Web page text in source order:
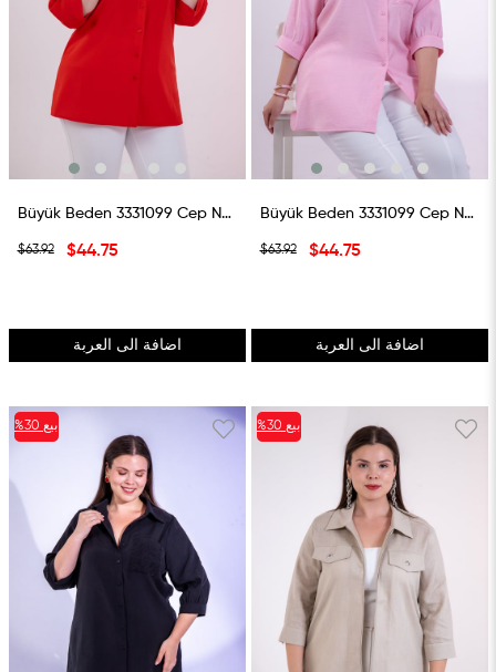
Büyük Beden 3331099 Cep Nakışlı Gömlek Narçiçeği
$44.75
$63.92
اضافة الى العربة
Büyük Beden 3331099 Cep Nakışlı Gömlek Pembe
$44.75
$63.92
اضافة الى العربة
%30 بيع %30 بيع